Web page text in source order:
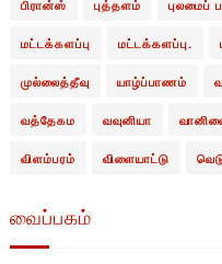
பிரான்ஸ் புத்தளம் புலமைப்
மட்டக்களப்பு மட்டக்களப்பு.
முல்லைத்தீவு யாழ்ப்பாணம்
வத்தேகம வவுனியா
விளம்பரம் விளையாட்டு
வைப்பகம்